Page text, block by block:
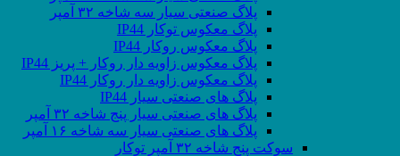
پلاگ صنعتی سیار سه شاخه ۳۲ آمپر
پلاگ معکوس توکار IP44
پلاگ معکوس روکار IP44
پلاگ معکوس زاویه دار روکار + پریز IP44
پلاگ معکوس زاویه دار روکار IP44
پلاگ های صنعتی سیار IP44
پلاگ های صنعتی سیار پنج شاخه ۳۲ آمپر
پلاگ های صنعتی سیار سه شاخه ۱۶ آمپر
سوکت پنج شاخه ۳۲ آمپر توکار